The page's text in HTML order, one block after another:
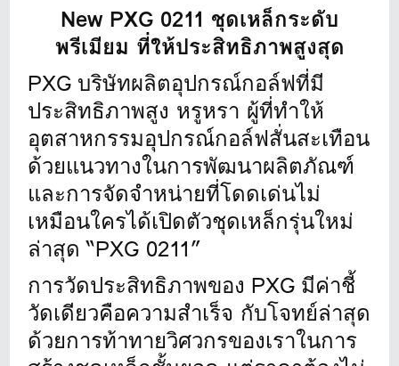
New PXG 0211 ชุดเหล็กระดับ
พรีเมียม ที่ให้ประสิทธิภาพสูงสุด
PXG บริษัทผลิตอุปกรณ์กอล์ฟที่มี
ประสิทธิภาพสูง หรูหรา ผู้ที่ทำให้
อุตสาหกรรมอุปกรณ์กอล์ฟสั่นสะเทือน
ด้วยแนวทางในการพัฒนาผลิตภัณฑ์
และการจัดจำหน่ายที่โดดเด่นไม่
เหมือนใครได้เปิดตัวชุดเหล็กรุ่นใหม่
ล่าสุด “PXG 0211”
การวัดประสิทธิภาพของ PXG มีค่าชี้
วัดเดียวคือความสำเร็จ กับโจทย์ล่าสุด
ด้วยการท้าทายวิศวกรของเราในการ